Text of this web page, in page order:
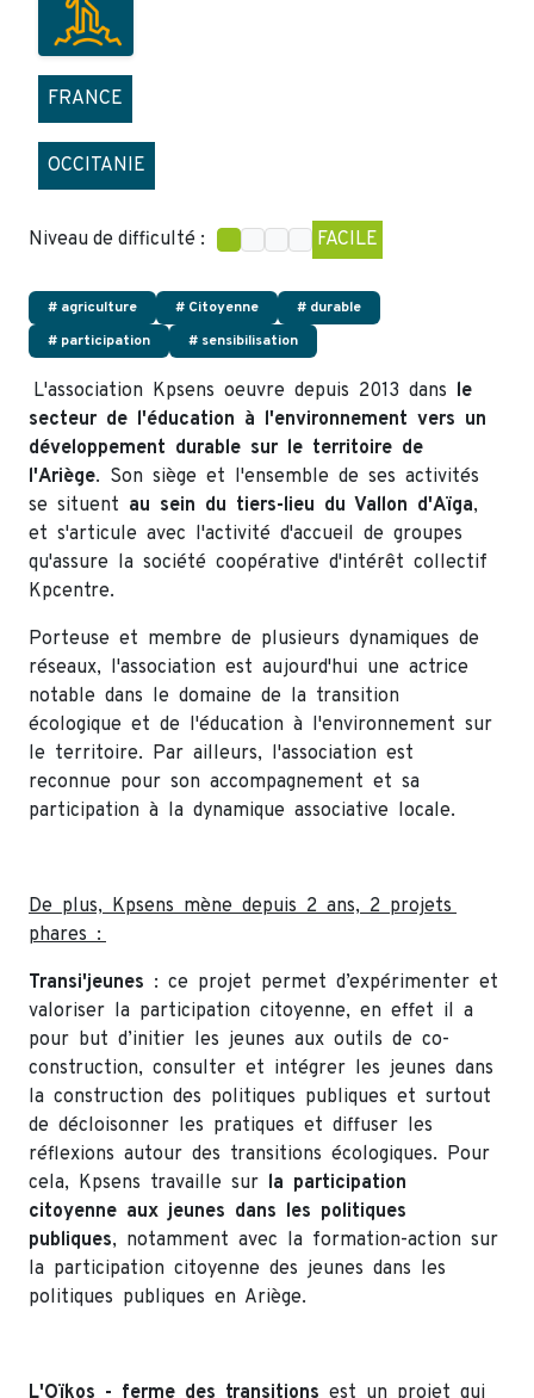
FRANCE
OCCITANIE
Niveau de difficulté : FACILE
# agriculture # Citoyenne
# durable
# participation
# sensibilisation
L'association Kpsens oeuvre depuis 2013 dans le
secteur de l'éducation à l'environnement vers un
développement durable sur le territoire de
l'Ariège. Son siège et l'ensemble de ses activités
se situent au sein du tiers-lieu du Vallon d'Aïga,
et s'articule avec l'activité d'accueil de groupes
qu'assure la société coopérative d'intérêt collectif
Kpcentre.
Porteuse et membre de plusieurs dynamiques de
réseaux, l'association est aujourd'hui une actrice
notable dans le domaine de la transition
écologique et de l'éducation à l'environnement sur
le territoire. Par ailleurs, l'association est
reconnue pour son accompagnement et sa
participation à la dynamique associative locale.
De plus, Kpsens mène depuis 2 ans, 2 projets
phares :
Transi'jeunes : ce projet permet d’expérimenter et
valoriser la participation citoyenne, en effet il a
pour but d’initier les jeunes aux outils de co-
construction, consulter et intégrer les jeunes dans
la construction des politiques publiques et surtout
de décloisonner les pratiques et diffuser les
réflexions autour des transitions écologiques. Pour
cela, Kpsens travaille sur la participation
citoyenne aux jeunes dans les politiques
publiques, notamment avec la formation-action sur
la participation citoyenne des jeunes dans les
politiques publiques en Ariège.
L'Oïkos - ferme des transitions est un projet qui